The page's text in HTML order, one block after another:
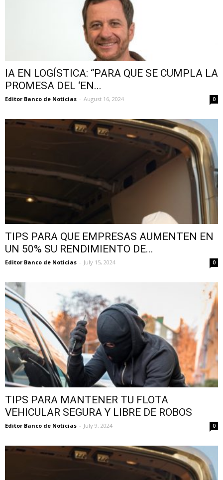
IA EN LOGÍSTICA: “PARA QUE SE CUMPLA LA
PROMESA DEL ‘EN...
Editor Banco de Noticias - August 16, 2024 0
TIPS PARA QUE EMPRESAS AUMENTEN EN
UN 50% SU RENDIMIENTO DE...
Editor Banco de Noticias - July 15, 2024 0
TIPS PARA MANTENER TU FLOTA
VEHICULAR SEGURA Y LIBRE DE ROBOS
Editor Banco de Noticias - July 9, 2024 0